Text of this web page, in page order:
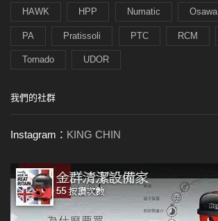
HAWK HPP Numatic Osawa
PA Pratissoli PTC RCM
Tornado UDOR
我們的社群
Instagram： KING CHIN